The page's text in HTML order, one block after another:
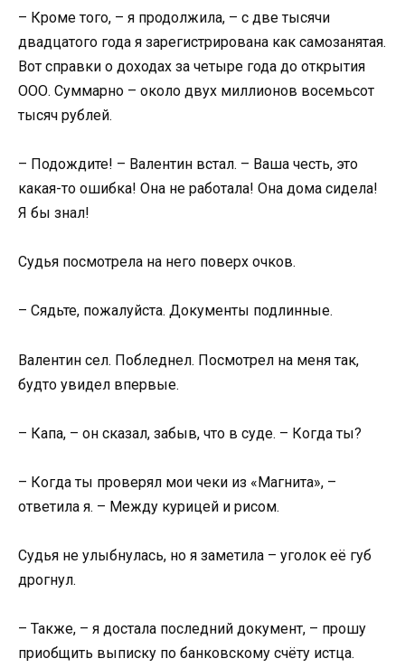
– Кроме того, – я продолжила, – с две тысячи
двадцатого года я зарегистрирована как самозанятая.
Вот справки о доходах за четыре года до открытия
ООО. Суммарно – около двух миллионов восемьсот
тысяч рублей.
– Подождите! – Валентин встал. – Ваша честь, это
какая-то ошибка! Она не работала! Она дома сидела!
Я бы знал!
Судья посмотрела на него поверх очков.
– Сядьте, пожалуйста. Документы подлинные.
Валентин сел. Побледнел. Посмотрел на меня так,
будто увидел впервые.
– Капа, – он сказал, забыв, что в суде. – Когда ты?
– Когда ты проверял мои чеки из «Магнита», –
ответила я. – Между курицей и рисом.
Судья не улыбнулась, но я заметила – уголок её губ
дрогнул.
– Также, – я достала последний документ, – прошу
приобщить выписку по банковскому счёту истца.